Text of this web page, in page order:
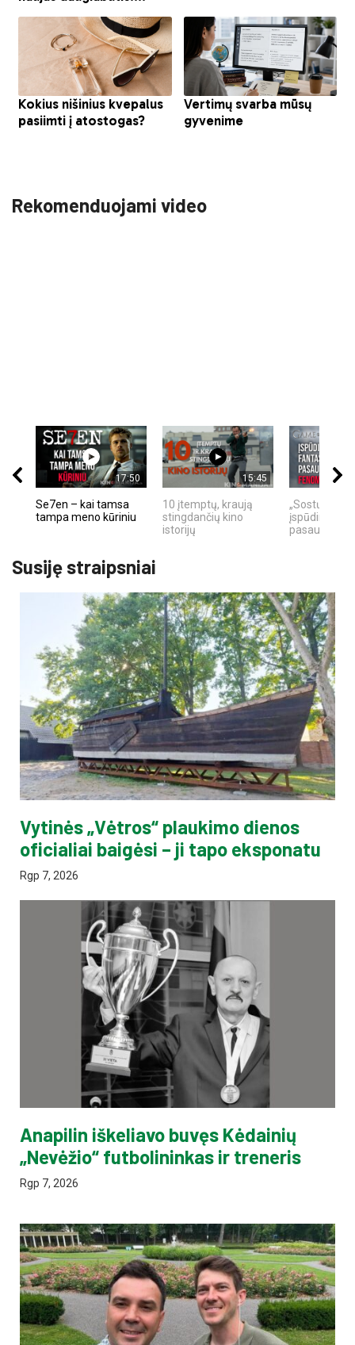
Rekomenduojami video
17:50
Se7en – kai tamsa
tampa meno kūriniu
15:45
10 įtemptų, kraują
stingdančių kino
istorijų
„Sostų
įspūdingas
pasaulio
Susiję straipsniai
Vytinės „Vėtros“ plaukimo dienos
oficialiai baigėsi – ji tapo eksponatu
Rgp 7, 2026
Anapilin iškeliavo buvęs Kėdainių
„Nevėžio“ futbolininkas ir treneris
Rgp 7, 2026